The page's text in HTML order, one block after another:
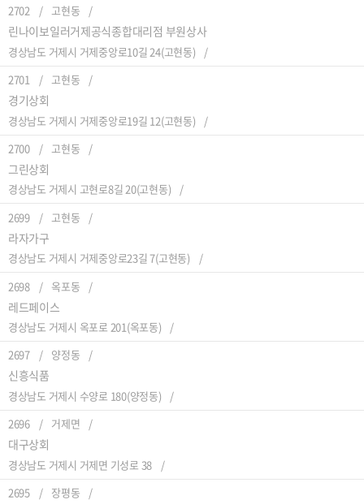
2702
고현동
린나이보일러거제공식종합대리점 부원상사
경상남도 거제시 거제중앙로10길 24(고현동)
2701
고현동
경기상회
경상남도 거제시 거제중앙로19길 12(고현동)
2700
고현동
그린상회
경상남도 거제시 고현로8길 20(고현동)
2699
고현동
라자가구
경상남도 거제시 거제중앙로23길 7(고현동)
2698
옥포동
레드페이스
경상남도 거제시 옥포로 201(옥포동)
2697
양정동
신흥식품
경상남도 거제시 수양로 180(양정동)
2696
거제면
대구상회
경상남도 거제시 거제면 기성로 38
2695
장평동